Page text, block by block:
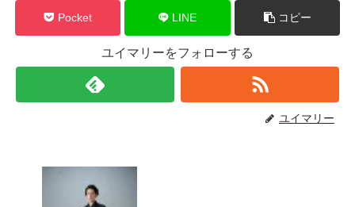
Pocket LINE コピー
ユイマリーをフォローする
ユイマリー